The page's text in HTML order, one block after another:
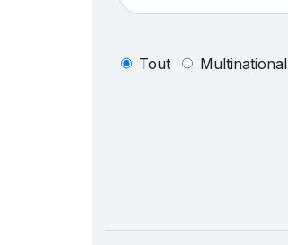
Tout Multinational